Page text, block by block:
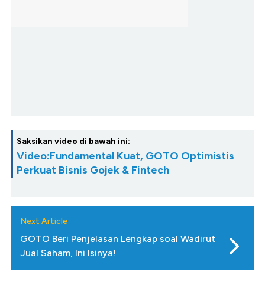
Saksikan video di bawah ini:
Video:Fundamental Kuat, GOTO Optimistis
Perkuat Bisnis Gojek & Fintech
Next Article
GOTO Beri Penjelasan Lengkap soal Wadirut
Jual Saham, Ini Isinya!